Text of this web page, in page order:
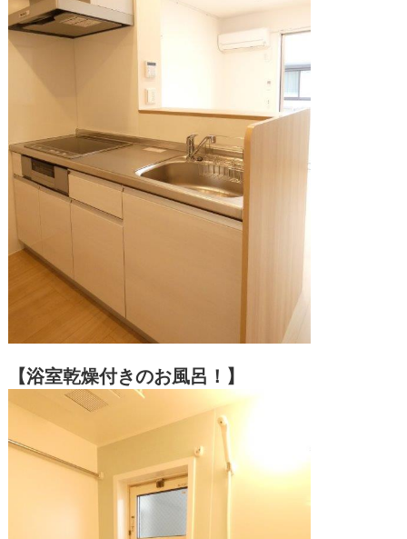
【浴室乾燥付きのお風呂！】